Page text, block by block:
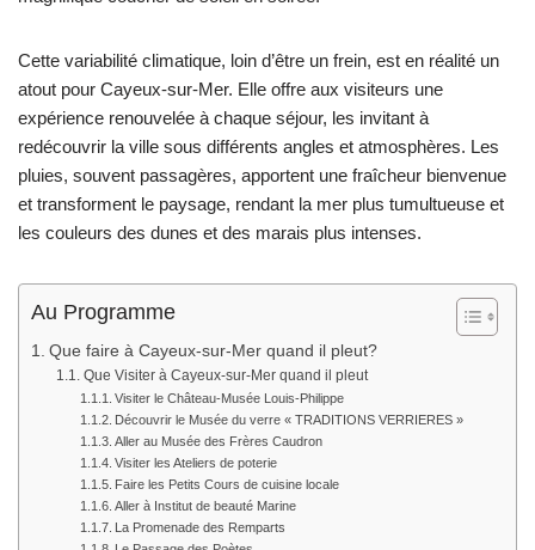
Cette variabilité climatique, loin d’être un frein, est en réalité un
atout pour Cayeux-sur-Mer. Elle offre aux visiteurs une
expérience renouvelée à chaque séjour, les invitant à
redécouvrir la ville sous différents angles et atmosphères. Les
pluies, souvent passagères, apportent une fraîcheur bienvenue
et transforment le paysage, rendant la mer plus tumultueuse et
les couleurs des dunes et des marais plus intenses.
Au Programme
Que faire à Cayeux-sur-Mer quand il pleut?
Que Visiter à Cayeux-sur-Mer quand il pleut
Visiter le Château-Musée Louis-Philippe
Découvrir le Musée du verre « TRADITIONS VERRIERES »
Aller au Musée des Frères Caudron
Visiter les Ateliers de poterie
Faire les Petits Cours de cuisine locale
Aller à Institut de beauté Marine
La Promenade des Remparts